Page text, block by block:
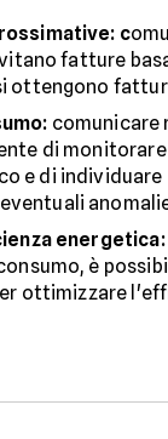
c
fatture
ottengono
comunicare
di
e di individuare
energetica:
è
ottimizzare